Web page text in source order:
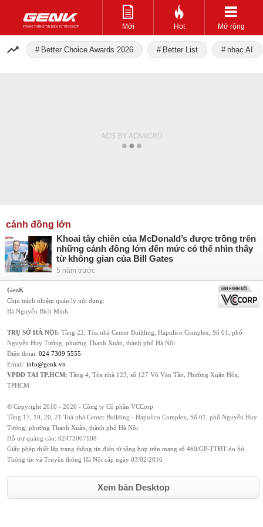
Mới Hot Mở rộng
Better Choice Awards 2026 Better List nhạc AI
cánh đồng lớn
Khoai tây chiên của McDonald’s được trồng trên
những cánh đồng lớn đến mức có thể nhìn thấy
từ không gian của Bill Gates
5 năm trước
GenK
Chịu trách nhiệm quản lý nội dung:
Bà Nguyễn Bích Minh
TRỤ SỞ HÀ NỘI: Tầng 22, Tòa nhà Center Building, Hapulico Complex, Số 01, phố
Nguyễn Huy Tưởng, phường Thanh Xuân, thành phố Hà Nội
Điện thoại: 024 7309 5555
Email: info@genk.vn
VPĐD TẠI TP.HCM: Tầng 4, Tòa nhà 123, số 127 Võ Văn Tần, Phường Xuân Hòa,
TPHCM
© Copyright 2010 - 2026 - Công ty Cổ phần VCCorp
Tầng 17, 19, 20, 21 Toà nhà Center Building - Hapulico Complex, Số 01, phố Nguyễn Huy
Tưởng, phường Thanh Xuân, thành phố Hà Nội
Hỗ trợ quảng cáo: 02473007108
Giấy phép thiết lập trang thông tin điện tử tổng hợp trên mạng số 460/GP-TTĐT do Sở
Thông tin và Truyền thông Hà Nội cấp ngày 03/02/2016
Xem bản Desktop